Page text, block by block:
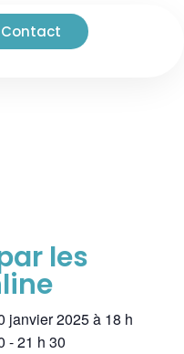
Contact
les
janvier 2025à 18 h
-21 h 30